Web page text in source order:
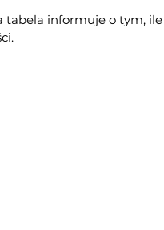
tabela informuje o tym,